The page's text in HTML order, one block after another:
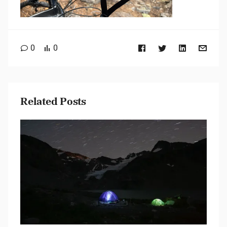
0 0
Related Posts